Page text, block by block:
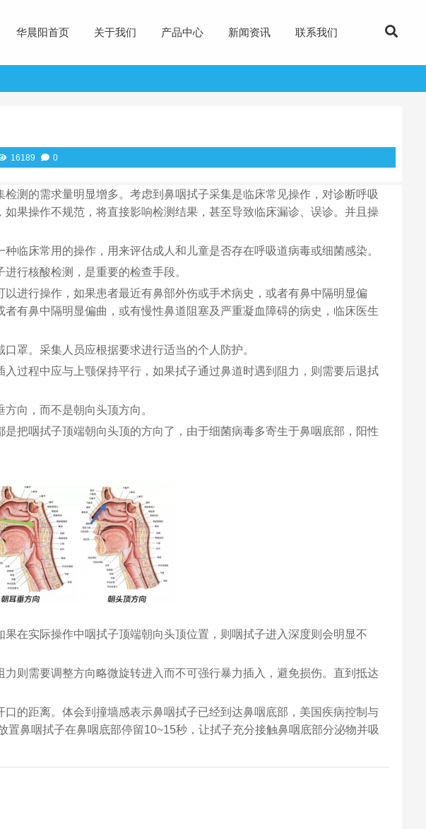
华晨阳首页 关于我们 产品中心 新闻资讯 联系我们
16189 0
测的需求量明显增多。考虑到鼻咽拭子采集是临床常见操作，对诊断呼吸
果操作不规范，将直接影响检测结果，甚至导致临床漏诊、误诊。并且操
临床常用的操作，用来评估成人和儿童是否存在呼吸道病毒或细菌感染。
行核酸检测，是重要的检查手段。
进行操作，如果患者最近有鼻部外伤或手术病史，或者有鼻中隔明显偏
有鼻中隔明显偏曲，或有慢性鼻道阻塞及严重凝血障碍的病史，临床医生
罩。采集人员应根据要求进行适当的个人防护。
过程中应与上颚保持平行，如果拭子通过鼻道时遇到阻力，则需要后退拭
向，而不是朝向头顶方向。
把咽拭子顶端朝向头顶的方向了，由于细菌病毒多寄生于鼻咽底部，阳性
在实际操作中咽拭子顶端朝向头顶位置，则咽拭子进入深度则会明显不
则需要调整方向略微旋转进入而不可强行暴力插入，避免损伤。直到抵达
的距离。体会到撞墙感表示鼻咽拭子已经到达鼻咽底部，美国疾病控制与
鼻咽拭子在鼻咽底部停留10~15秒，让拭子充分接触鼻咽底部分泌物并吸